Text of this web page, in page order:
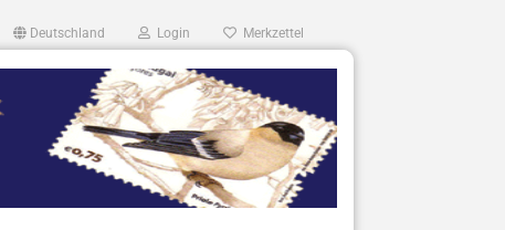
Deutschland Login Merkzettel